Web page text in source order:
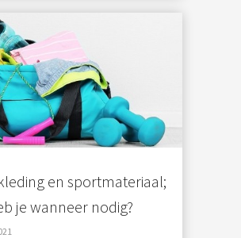
en sportmateriaal;
je wanneer nodig?